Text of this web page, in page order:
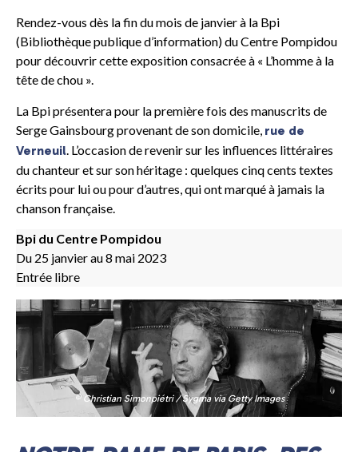
Rendez-vous dès la fin du mois de janvier à la Bpi
(Bibliothèque publique d’information) du Centre Pompidou
pour découvrir cette exposition consacrée à « L’homme à la
tête de chou ».
La Bpi présentera pour la première fois des manuscrits de
Serge Gainsbourg provenant de son domicile, rue de
Verneuil . L’occasion de revenir sur les influences littéraires
du chanteur et sur son héritage : quelques cinq cents textes
écrits pour lui ou pour d’autres, qui ont marqué à jamais la
chanson française.
Bpi du Centre Pompidou
Du 25 janvier au 8 mai 2023
Entrée libre
© Christian Simonpiétri / Sygma via Getty Images